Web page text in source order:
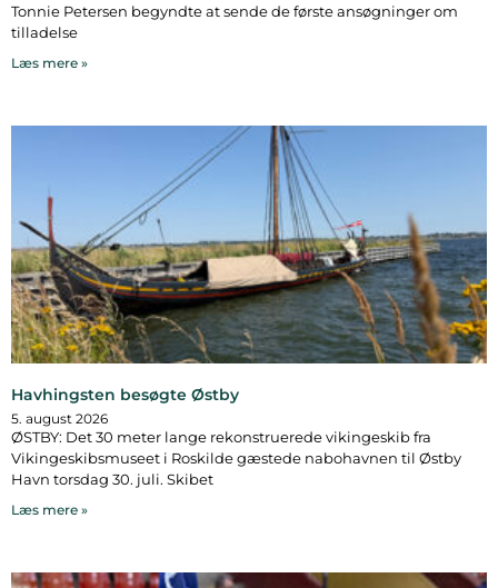
Tonnie Petersen begyndte at sende de første ansøgninger om
tilladelse
Læs mere »
Havhingsten besøgte Østby
5. august 2026
ØSTBY: Det 30 meter lange rekonstruerede vikingeskib fra
Vikingeskibsmuseet i Roskilde gæstede nabohavnen til Østby
Havn torsdag 30. juli. Skibet
Læs mere »